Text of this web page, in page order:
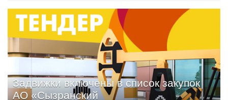
Задвижки включены в список закупок
АО «Сызранский